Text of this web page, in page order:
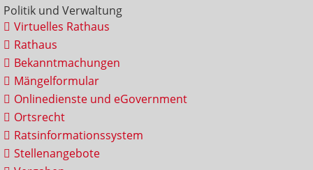
Politik und Verwaltung
Virtuelles Rathaus
Rathaus
Bekanntmachungen
Mängelformular
Onlinedienste und eGovernment
Ortsrecht
Ratsinformationssystem
Stellenangebote